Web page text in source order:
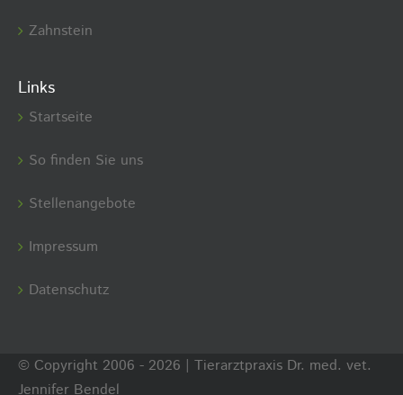
Zahnstein
Links
Startseite
So finden Sie uns
Stellenangebote
Impressum
Datenschutz
© Copyright 2006 - 2026 | Tierarztpraxis Dr. med. vet.
Jennifer Bendel